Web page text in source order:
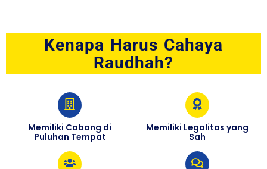
Kenapa Harus Cahaya
Raudhah?
Memiliki Cabang di
Puluhan Tempat
Memiliki Legalitas yang
Sah